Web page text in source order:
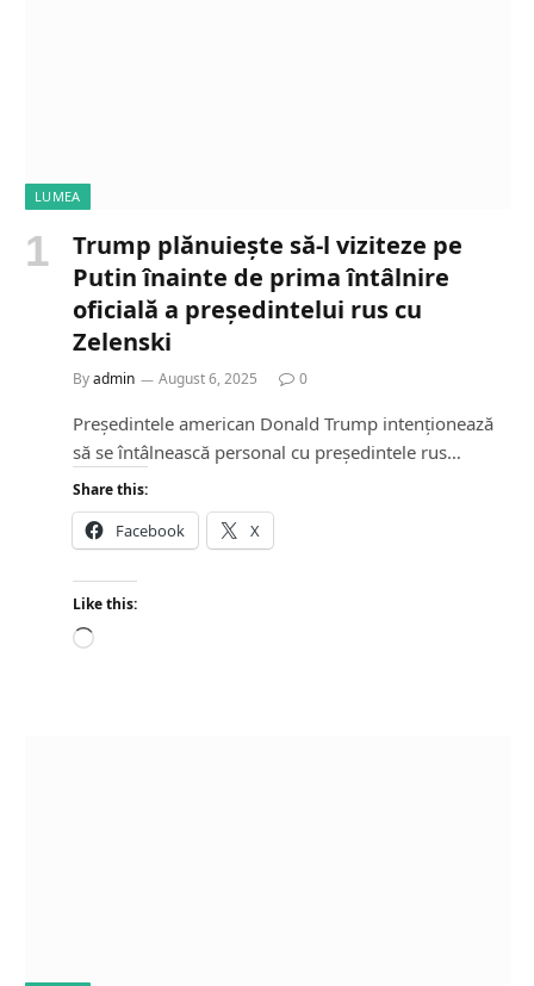
LUMEA
Trump plănuiește să-l viziteze pe
Putin înainte de prima întâlnire
oficială a președintelui rus cu
Zelenski
Byadmin August 6, 2025 0
Președintele american Donald Trump intenționează
să se întâlnească personal cu președintele rus…
Share this:
Facebook X
Like this:
L